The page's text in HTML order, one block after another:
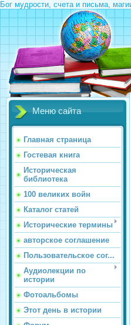
Бог мудрости, счета и письма,
Меню сайта
Главная страница
Гостевая книга
Историческая
библиотека
100 великих войн
Каталог статей
Исторические термины
авторское соглашение
Пользовательское сог...
Аудиолекции по
истории
Фотоальбомы
Этот день в истории